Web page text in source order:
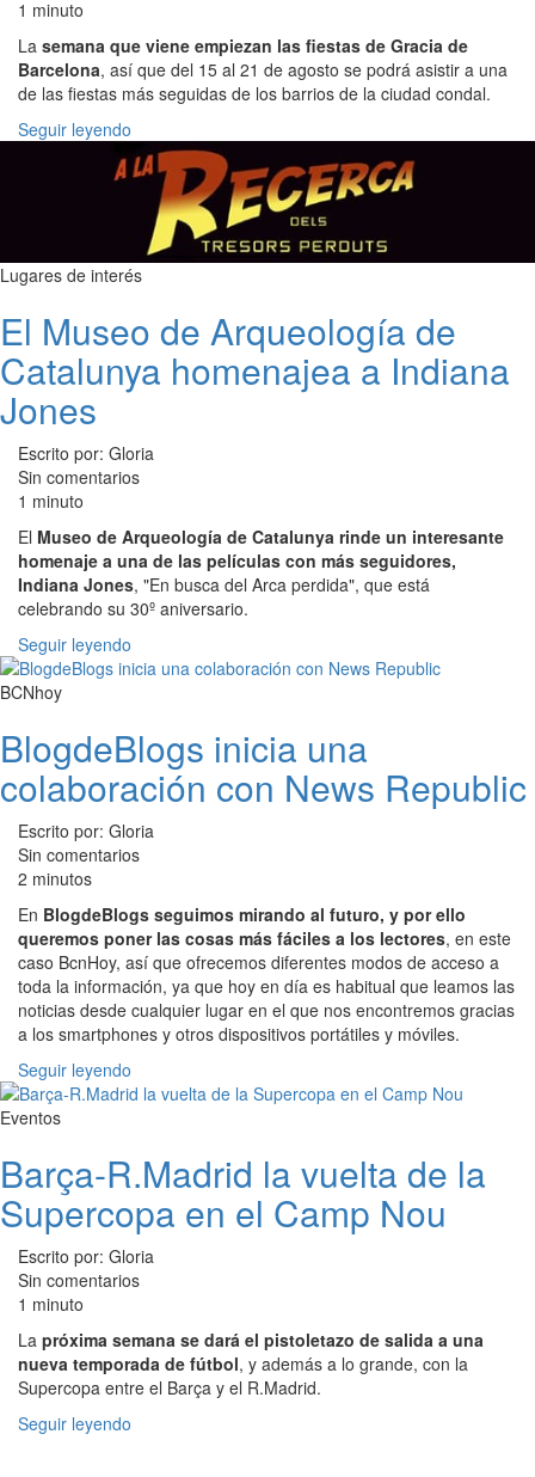
1 minuto
La semana que viene empiezan las fiestas de Gracia de
Barcelona, así que del 15 al 21 de agosto se podrá asistir a una
de las fiestas más seguidas de los barrios de la ciudad condal.
Seguir leyendo
Lugares de interés
El Museo de Arqueología de
Catalunya homenajea a Indiana
Jones
Escrito por: Gloria
Sin comentarios
1 minuto
El Museo de Arqueología de Catalunya rinde un interesante
homenaje a una de las películas con más seguidores,
Indiana Jones, "En busca del Arca perdida", que está
celebrando su 30º aniversario.
Seguir leyendo
BCNhoy
BlogdeBlogs inicia una
colaboración con News Republic
Escrito por: Gloria
Sin comentarios
2 minutos
En BlogdeBlogs seguimos mirando al futuro, y por ello
queremos poner las cosas más fáciles a los lectores, en este
caso BcnHoy, así que ofrecemos diferentes modos de acceso a
toda la información, ya que hoy en día es habitual que leamos las
noticias desde cualquier lugar en el que nos encontremos gracias
a los smartphones y otros dispositivos portátiles y móviles.
Seguir leyendo
Eventos
Barça-R.Madrid la vuelta de la
Supercopa en el Camp Nou
Escrito por: Gloria
Sin comentarios
1 minuto
La próxima semana se dará el pistoletazo de salida a una
nueva temporada de fútbol, y además a lo grande, con la
Supercopa entre el Barça y el R.Madrid.
Seguir leyendo